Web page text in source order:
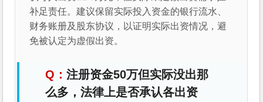
补足责任。建议保留实际投入资金的银行流水、
财务账册及股东协议，以证明实际出资情况，避
免被认定为虚假出资。
注册资金50万但实际没出那
么多，法律上是否承认各出资